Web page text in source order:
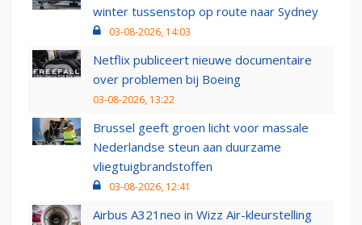
winter tussenstop op route naar Sydney
03-08-2026, 14:03
Netflix publiceert nieuwe documentaire
over problemen bij Boeing
03-08-2026, 13:22
Brussel geeft groen licht voor massale
Nederlandse steun aan duurzame
vliegtuigbrandstoffen
03-08-2026, 12:41
Airbus A321neo in Wizz Air-kleurstelling